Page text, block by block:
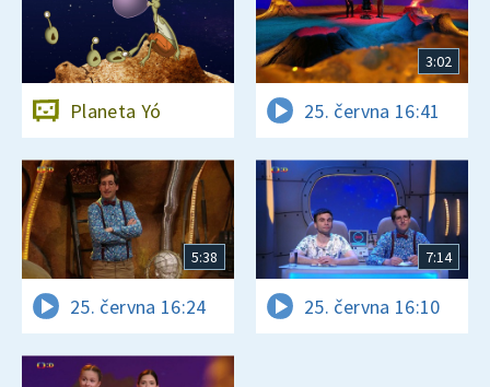
Planeta Yó
3:02
25. června 16:41
5:38
25. června 16:24
7:14
25. června 16:10